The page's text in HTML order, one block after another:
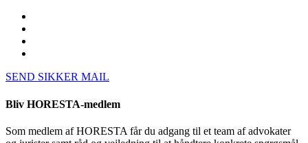
SEND SIKKER MAIL
Bliv HORESTA-medlem
Som medlem af HORESTA får du adgang til et team af advokater